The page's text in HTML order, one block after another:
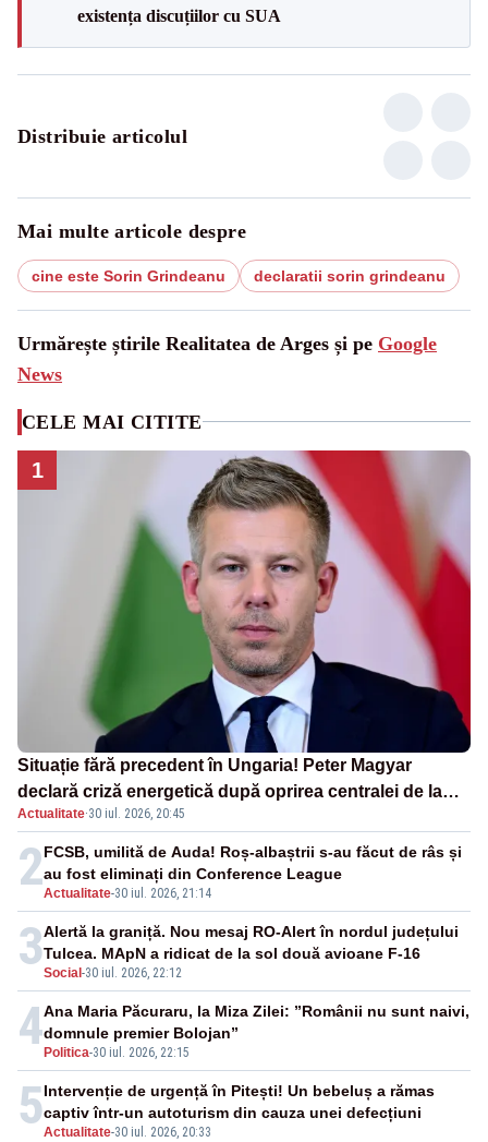
existența discuțiilor cu SUA
Distribuie articolul
Mai multe articole despre
cine este Sorin Grindeanu declaratii sorin grindeanu
Urmărește știrile Realitatea de Arges și pe Google
News
CELE MAI CITITE
1
Situație fără precedent în Ungaria! Peter Magyar
declară criză energetică după oprirea centralei de la
Paks
Actualitate·30 iul. 2026, 20:45
2Actualitate-30 iul. 2026, 21:14
FCSB, umilită de Auda! Roș-albaștrii s-au făcut de râs și
au fost eliminați din Conference League
3Social -30 iul. 2026, 22:12
Alertă la graniță. Nou mesaj RO-Alert în nordul județului
Tulcea. MApN a ridicat de la sol două avioane F-16
4 Politica-30 iul. 2026, 22:15
Ana Maria Păcuraru, la Miza Zilei: ”Românii nu sunt naivi,
domnule premier Bolojan”
5Actualitate-30 iul. 2026, 20:33
Intervenție de urgență în Pitești! Un bebeluș a rămas
captiv într-un autoturism din cauza unei defecțiuni